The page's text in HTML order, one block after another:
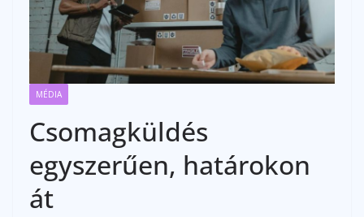
MÉDIA
Csomagküldés
egyszerűen, határokon
át